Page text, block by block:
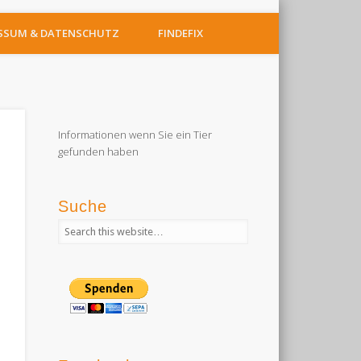
& DATENSCHUTZ FINDEFIX
Informationen wenn Sie ein Tier
gefunden haben
Suche